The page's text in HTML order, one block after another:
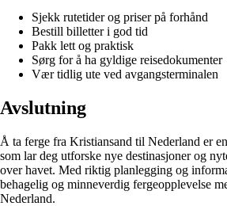
Sjekk rutetider og priser på forhånd
Bestill billetter i god tid
Pakk lett og praktisk
Sørg for å ha gyldige reisedokumenter
Vær tidlig ute ved avgangsterminalen
Avslutning
Å ta ferge fra Kristiansand til Nederland er
som lar deg utforske nye destinasjoner og
over havet. Med riktig planlegging og
behagelig og minneverdig fergeopplevelse
Nederland.